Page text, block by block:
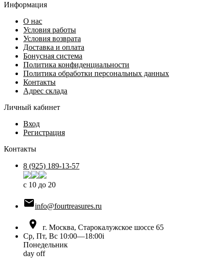
Информация
О нас
Условия работы
Условия возврата
Доставка и оплата
Бонусная система
Политика конфиденциальности
Политика обработки персональных данных
Контакты
Адрес склада
Личный кабинет
Вход
Регистрация
Контакты
8 (925) 189-13-57
с 10 до 20
info@fourtreasures.ru

г. Москва, Старокалужское шоссе 65
Ср, Пт, Вс 10:00—18:00i
Понедельник
day off